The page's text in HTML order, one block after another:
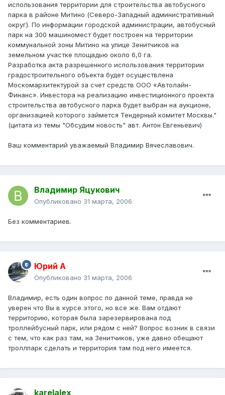
использования территории для строительства автобусного
парка в районе Митино (Северо-Западный административный
округ). По информации городской администрации, автобусный
парк на 300 машиномест будет построен на территории
коммунальной зоны Митино на улице Зенитчиков на
земельном участке площадью около 6,0 га.
Разработка акта разрешенного использования территории
градостроительного объекта будет осуществлена
Москомархитектурой за счет средств ООО «Автолайн-
Финанс». Инвестора на реализацию инвестиционного проекта
строительства автобусного парка будет выбран на аукционе,
организацией которого займется Тендерный комитет Москвы."
(цитата из темы "Обсудим новость" авт. Антон Евгеньевич)
Ваш комментарий уважаемый Владимир Вячеславович.
Владимир Яцукович
Опубликовано 31 марта, 2006
Без комментариев.
Юрий А
Опубликовано 31 марта, 2006
Владимир, есть один вопрос по данной теме, правда не
уверен что Вы в курсе этого, но все же. Вам отдают
территорию, которая была зарезервирована под
троллейбусный парк, или рядом с ней? Вопрос возник в связи
с тем, что как раз там, на Зенитчиков, уже давно обещают
троллпарк сделать и территория там под него имеется.
karelalex